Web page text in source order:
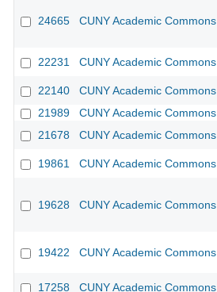
24665 CUNY Academic Commons
22231 CUNY Academic Commons
22140 CUNY Academic Commons
21989
CUNY Academic Commons
21678
CUNY Academic Commons
19861 CUNY Academic Commons
19628 CUNY Academic Commons
19422 CUNY Academic Commons
17258 CUNY Academic Commons